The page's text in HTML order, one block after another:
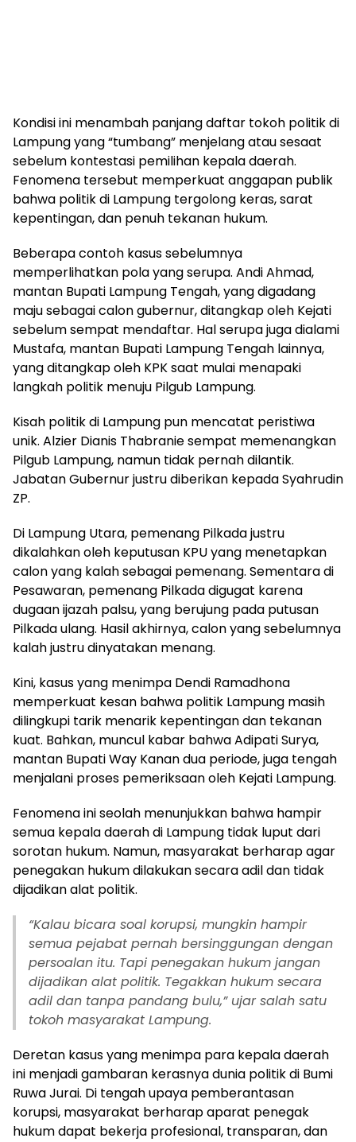
Kondisi ini menambah panjang daftar tokoh politik di
Lampung yang “tumbang” menjelang atau sesaat
sebelum kontestasi pemilihan kepala daerah.
Fenomena tersebut memperkuat anggapan publik
bahwa politik di Lampung tergolong keras, sarat
kepentingan, dan penuh tekanan hukum.
Beberapa contoh kasus sebelumnya
memperlihatkan pola yang serupa. Andi Ahmad,
mantan Bupati Lampung Tengah, yang digadang
maju sebagai calon gubernur, ditangkap oleh Kejati
sebelum sempat mendaftar. Hal serupa juga dialami
Mustafa, mantan Bupati Lampung Tengah lainnya,
yang ditangkap oleh KPK saat mulai menapaki
langkah politik menuju Pilgub Lampung.
Kisah politik di Lampung pun mencatat peristiwa
unik. Alzier Dianis Thabranie sempat memenangkan
Pilgub Lampung, namun tidak pernah dilantik.
Jabatan Gubernur justru diberikan kepada Syahrudin
ZP.
Di Lampung Utara, pemenang Pilkada justru
dikalahkan oleh keputusan KPU yang menetapkan
calon yang kalah sebagai pemenang. Sementara di
Pesawaran, pemenang Pilkada digugat karena
dugaan ijazah palsu, yang berujung pada putusan
Pilkada ulang. Hasil akhirnya, calon yang sebelumnya
kalah justru dinyatakan menang.
Kini, kasus yang menimpa Dendi Ramadhona
memperkuat kesan bahwa politik Lampung masih
dilingkupi tarik menarik kepentingan dan tekanan
kuat. Bahkan, muncul kabar bahwa Adipati Surya,
mantan Bupati Way Kanan dua periode, juga tengah
menjalani proses pemeriksaan oleh Kejati Lampung.
Fenomena ini seolah menunjukkan bahwa hampir
semua kepala daerah di Lampung tidak luput dari
sorotan hukum. Namun, masyarakat berharap agar
penegakan hukum dilakukan secara adil dan tidak
dijadikan alat politik.
“Kalau bicara soal korupsi, mungkin hampir
semua pejabat pernah bersinggungan dengan
persoalan itu. Tapi penegakan hukum jangan
dijadikan alat politik. Tegakkan hukum secara
adil dan tanpa pandang bulu,” ujar salah satu
tokoh masyarakat Lampung.
Deretan kasus yang menimpa para kepala daerah
ini menjadi gambaran kerasnya dunia politik di Bumi
Ruwa Jurai. Di tengah upaya pemberantasan
korupsi, masyarakat berharap aparat penegak
hukum dapat bekerja profesional, transparan, dan